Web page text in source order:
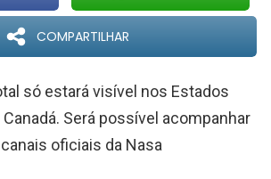
COMPARTILHAR
só estará visível nos Estados
Será possível acompanhar
oficiais da Nasa